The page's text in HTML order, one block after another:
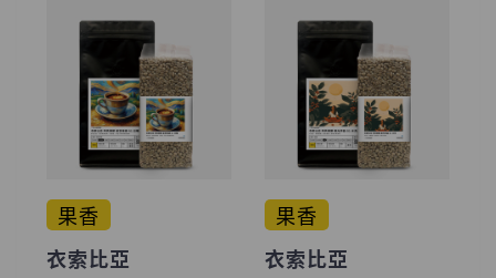
果香
衣索比亞
果香
衣索比亞